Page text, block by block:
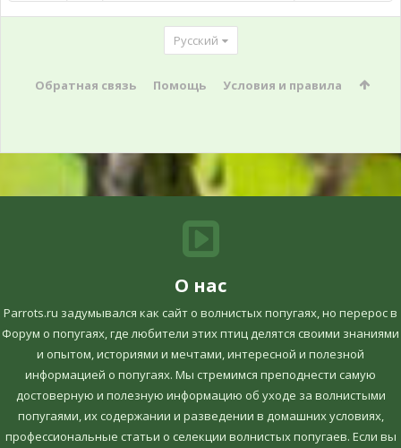
Русский
Обратная связь Помощь Условия и правила
О нас
Parrots.ru задумывался как сайт о волнистых попугаях, но перерос в
Форум о попугаях, где любители этих птиц делятся своими знаниями
и опытом, историями и мечтами, интересной и полезной
информацией о попугаях. Мы стремимся преподнести самую
достоверную и полезную информацию об уходе за волнистыми
попугаями, их содержании и разведении в домашних условиях,
профессиональные статьи о селекции волнистых попугаев. Если вы